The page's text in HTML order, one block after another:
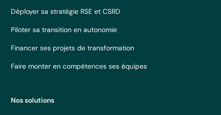
Déployer sa stratégie RSE et CSRD
Piloter sa transition en autonomie
Financer ses projets de transformation
Faire monter en compétences ses équipes
Nos solutions